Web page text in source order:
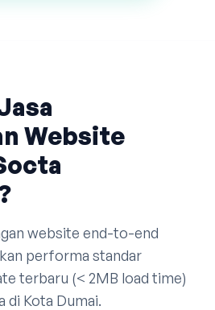
Website
website end-to-end
performa standar
terbaru (< 2MB load time)
di Kota Dumai.